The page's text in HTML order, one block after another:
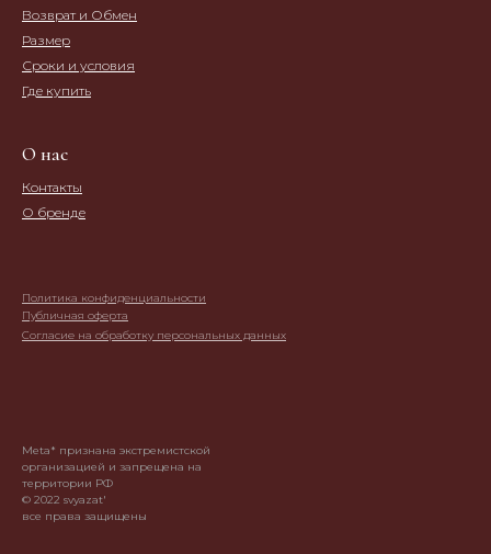
Политика конфиденциальности
Публичная оферта
О нас
Контакты
О бренде
Где купить
Возврат и Обмен
Размер
Сроки и условия
Согласие на обработку персональных данных
Meta* признана экстремистской
организацией и запрещена на
территории РФ
© 2022 svyazat'
все права защищены